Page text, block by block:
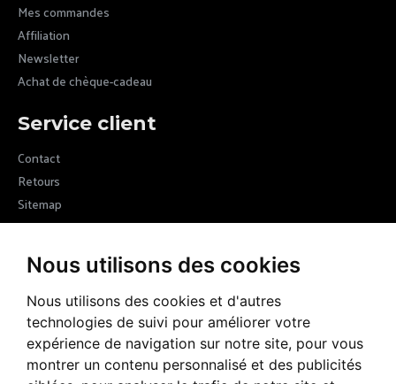
Nous utilisons des cookies
Nous utilisons des cookies et d'autres
technologies de suivi pour améliorer votre
expérience de navigation sur notre site, pour vous
montrer un contenu personnalisé et des publicités
Mes commandes
Affiliation
Newsletter
Achat de chèque-cadeau
Service client
Contact
Retours
Sitemap
Newsletter
Devenez membre de la communauté Margot VII en vous inscrivant
à nos newsletters et recevez les nouvelles de la marque
J’ai lu et accepté la rubriqueRGPD